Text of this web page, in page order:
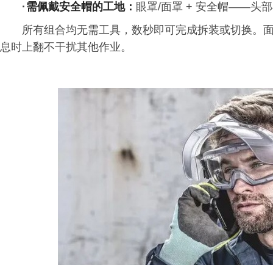
· 需佩戴安全帽的工地： 眼罩/面罩 + 安全帽——头部
所有组合均无需工具，数秒即可完成拆装或切换。
息时上翻不干扰其他作业。